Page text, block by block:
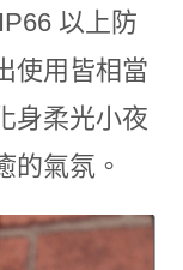
以上防
使用皆相當
身柔光小夜
的氣氛。